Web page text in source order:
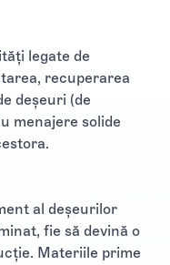
legate de
recuperarea
deșeuri (de
menajere solide
al deșeurilor
fie să devină o
Materiile prime